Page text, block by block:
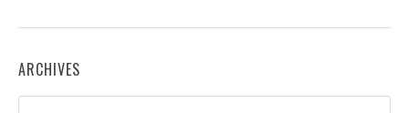
ARCHIVES